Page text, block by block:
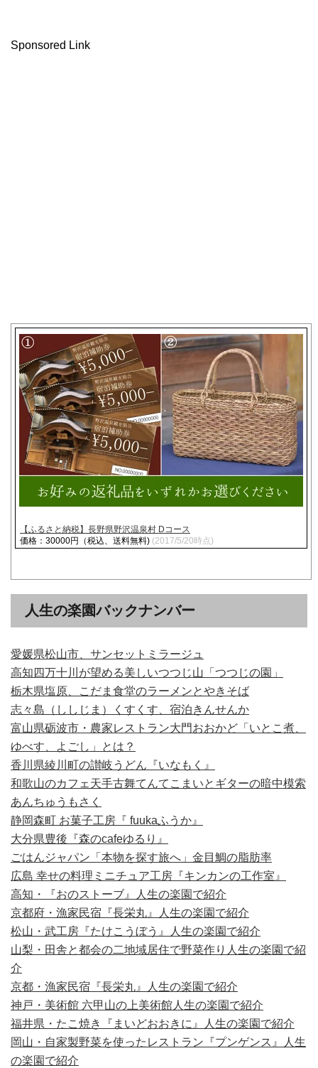
Sponsored Link
【ふるさと納税】長野県野沢温泉村 Dコース
価格：30000円（税込、送料無料) (2017/5/20時点)
人生の楽園バックナンバー
愛媛県松山市、サンセットミラージュ
高知四万十川が望める美しいつつじ山「つつじの園」
栃木県塩原、こだま食堂のラーメンとやきそば
志々島（ししじま）くすくす、宿泊きんせんか
富山県砺波市・農家レストラン大門おおかど「いとこ煮、
ゆべす、よごし」とは？
香川県綾川町の讃岐うどん『いなもく』
和歌山のカフェ天手古舞てんてこまいとギターの暗中模索
あんちゅうもさく
静岡森町 お菓子工房『 fuukaふうか』
大分県豊後『森のcafeゆるり』
ごはんジャパン「本物を探す旅へ」金目鯛の脂肪率
広島 幸せの料理ミニチュア工房『キンカンの工作室』
高知・『おのストーブ』人生の楽園で紹介
京都府・漁家民宿『長栄丸』人生の楽園で紹介
松山・武工房『たけこうぼう』人生の楽園で紹介
山梨・田舎と都会の二地域居住で野菜作り人生の楽園で紹
介
京都・漁家民宿『長栄丸』人生の楽園で紹介
神戸・美術館 六甲山の上美術館人生の楽園で紹介
福井県・たこ焼き『まいどおおきに』人生の楽園で紹介
岡山・自家製野菜を使ったレストラン『プンゲンス』人生
の楽園で紹介